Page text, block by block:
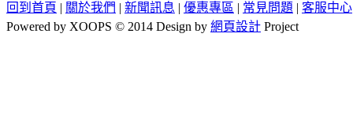
回到首頁 | 關於我們 | 新聞訊息 | 優惠專區 | 常見問題 | 客服中心
Powered by XOOPS © 2014 Design by 網頁設計 Project